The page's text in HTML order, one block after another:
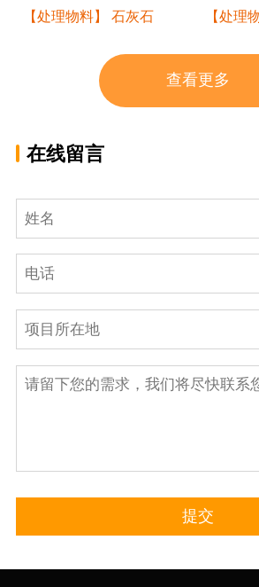
【处理物料】 石灰石
【处理
查看更多
在线留言